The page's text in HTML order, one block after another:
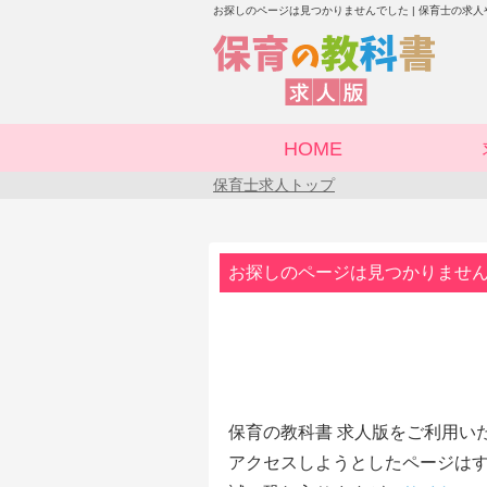
お探しのページは見つかりませんでした | 保育士の求
HOME
保育士求人トップ
お探しのページは見つかりませ
保育の教科書 求人版をご利用い
アクセスしようとしたページは